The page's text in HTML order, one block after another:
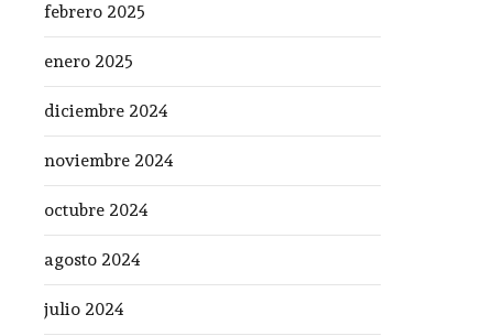
febrero 2025
enero 2025
diciembre 2024
noviembre 2024
octubre 2024
agosto 2024
julio 2024